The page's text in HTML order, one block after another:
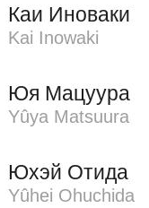
Каи Иноваки
Kai Inowaki
Юя Мацуура
Yûya Matsuura
Юхэй Отида
Yûhei Ohuchida